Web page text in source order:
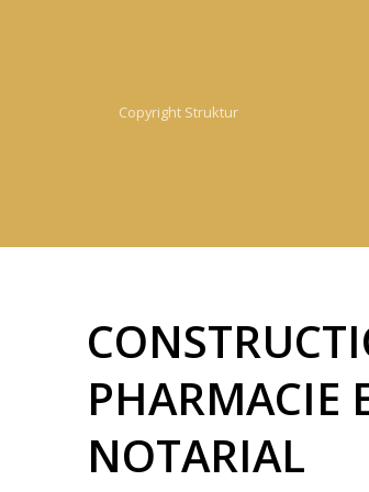
Copyright Struktur
PHARMACIE
NOTARIAL